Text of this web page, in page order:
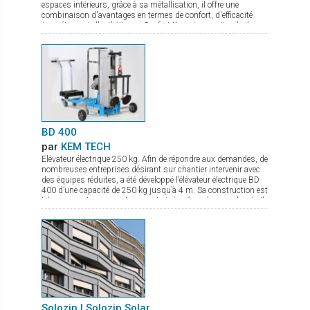
espaces intérieurs, grâce à sa métallisation, il offre une
combinaison d'avantages en termes de confort, d'efficacité
énergétique et d'esthétique : Confort thermique optimal : il
réfléchit jusqu'à 80 % de l'énergie solaire. Maîtrise de
l'éblouissement : quel que soit le coloris choisi, il protège les
occupants des effets gênants de la lumière tout en maintenant
un éclairage naturel agréable. Visibilité améliorée : la
métallisation assure une bonne transparence permettant une
vue dégagée vers l'extérieur. Le tissu Panama Chrome+ allie
confort et design à la perfection. Il ne reste plus qu’à choisir
parmi les 5 coloris disponibles en grande largeur de 285 cm !
BD 400
par KEM TECH
Elévateur électrique 250 kg. Afin de répondre aux demandes, de
nombreuses entreprises désirant sur chantier intervenir avec
des équipes réduites, a été développé l’élévateur électrique BD
400 d’une capacité de 250 kg jusqu’à 4 m. Sa construction est
très compacte pour un transport aisé, même dans un break. Il
permet le montage au plus prêt possible du mur. La mise en
action sur chantier se fait en quelques secondes, et grâce à
son moteur électrique avec variateur de vitesse la pose du verre
est très précise. De nombreux accessoires sont disponibles
comme fourche de levage, potence avec crochet.